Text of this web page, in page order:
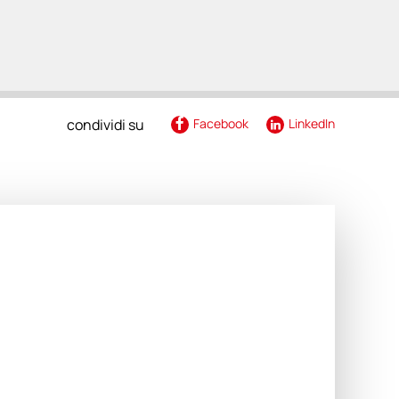
condividi su Facebook LinkedIn